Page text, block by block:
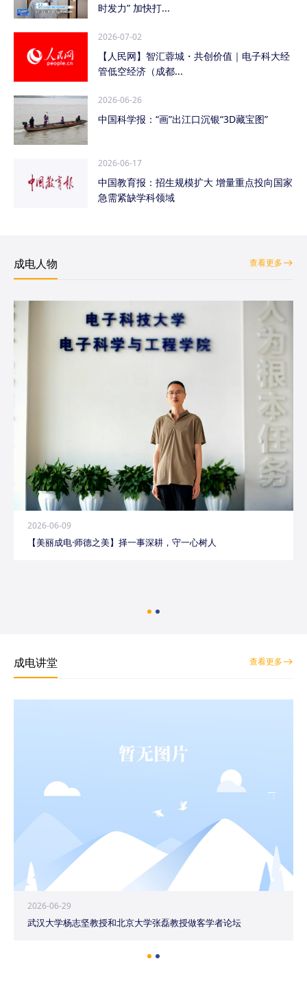
时发力” 加快打...
2026-07-02
【人民网】智汇蓉城・共创价值｜电子科大经
管低空经济（成都...
2026-06-26
中国科学报：“画”出江口沉银“3D藏宝图”
2026-06-17
中国教育报：招生规模扩大 增量重点投向国家
急需紧缺学科领域
成电人物 查看更多
2026-06-09
【美丽成电·师德之美】择一事深耕，守一心树人
成电讲堂 查看更多
2026-06-29
武汉大学杨志坚教授和北京大学张磊教授做客学者论坛